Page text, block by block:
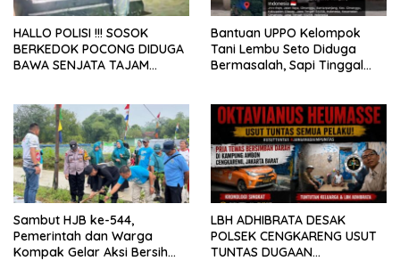
HALLO POLISI !!! SOSOK
BERKEDOK POCONG DIDUGA
BAWA SENJATA TAJAM
LEBONG
Bantuan UPPO Kelompok
Tani Lembu Seto Diduga
Bermasalah, Sapi Tinggal
Sambut HJB ke-544,
Pemerintah dan Warga
Kompak Gelar Aksi Bersih
LBH ADHIBRATA DESAK
POLSEK CENGKARENG USUT
TUNTAS DUGAAN